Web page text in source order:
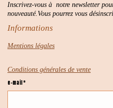
Inscrivez-vous à notre newsletter
nouveauté.Vous pourrez vous
Informations
Mentions légales
Conditions générales de vente
e-mail *